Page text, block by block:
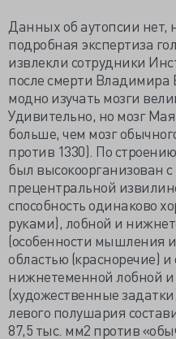
Данных об аутопсии нет,
подробная экспертиза
извлекли сотрудники
после смерти
модно изучать мозги
Удивительно, но мозг
больше, чем мозг
против 1330). По
был высокоорганизован
прецентральной
способность одинаково
руками), лобной и
(особенности мышления
областью (красноречие) и
нижнетеменной лобной
(художественные
левого полушария
87,5 тыс. мм2 против